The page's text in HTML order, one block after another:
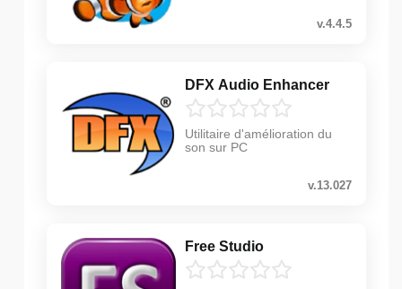
v.4.4.5
DFX Audio Enhancer
Utilitaire d'amélioration du
son sur PC
v.13.027
Free Studio